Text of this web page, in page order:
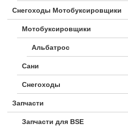
Снегоходы Мотобуксировщики
Мотобуксировщики
Альбатрос
Сани
Снегоходы
Запчасти
Запчасти для BSE